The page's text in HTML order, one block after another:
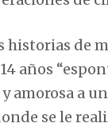
historias de
años
amorosa a
se le